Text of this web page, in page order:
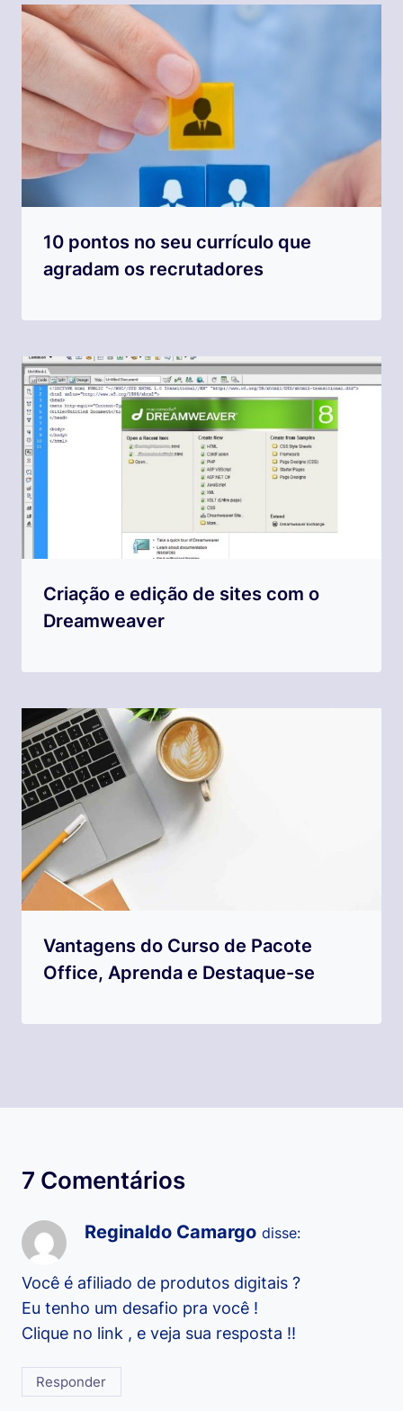
10 pontos no seu currículo que
agradam os recrutadores
Criação e edição de sites com o
Dreamweaver
Vantagens do Curso de Pacote
Office, Aprenda e Destaque-se
7 Comentários
Reginaldo Camargo disse:
Você é afiliado de produtos digitais ?
Eu tenho um desafio pra você !
Clique no link , e veja sua resposta !!
Responder